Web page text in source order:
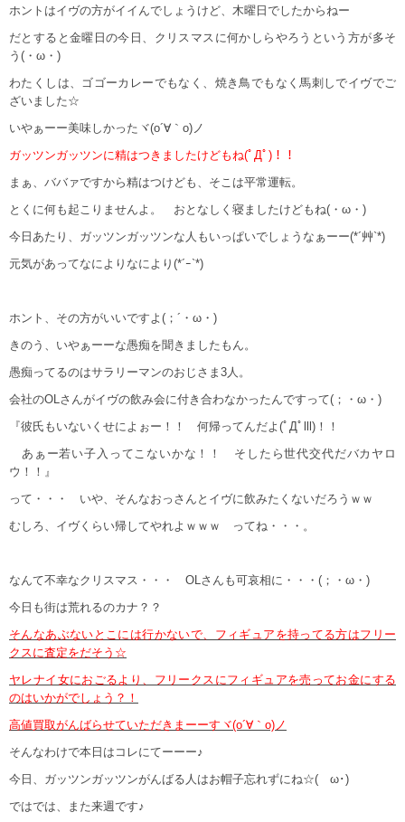
ホントはイヴの方がイイんでしょうけど、木曜日でしたからねー
だとすると金曜日の今日、クリスマスに何かしらやろうという方が多そ
う(・ω・)
わたくしは、ゴゴーカレーでもなく、焼き鳥でもなく馬刺しでイヴでご
ざいました☆
いやぁーー美味しかったヾ(o´∀｀o)ノ
ガッツンガッツンに精はつきましたけどもね(ﾟДﾟ)！！
まぁ、ババァですから精はつけども、そこは平常運転。
とくに何も起こりませんよ。 おとなしく寝ましたけどもね(・ω・)
今日あたり、ガッツンガッツンな人もいっぱいでしょうなぁーー(*´艸`*)
元気があってなによりなにより(*´ｰ`*)
ホント、その方がいいですよ(；´・ω・)
きのう、いやぁーーな愚痴を聞きましたもん。
愚痴ってるのはサラリーマンのおじさま3人。
会社のOLさんがイヴの飲み会に付き合わなかったんですって(；・ω・)
『彼氏もいないくせによぉー！！ 何帰ってんだよ(ﾟДﾟlll)！！
あぁー若い子入ってこないかな！！ そしたら世代交代だバカヤロ
ウ！！』
って・・・ いや、そんなおっさんとイヴに飲みたくないだろうｗｗ
むしろ、イヴくらい帰してやれよｗｗｗ ってね・・・。
なんて不幸なクリスマス・・・ OLさんも可哀相に・・・(；・ω・)
今日も街は荒れるのカナ？？
そんなあぶないとこには行かないで、フィギュアを持ってる方はフリー
クスに査定をだそう☆
ヤレナイ女におごるより、フリークスにフィギュアを売ってお金にする
のはいかがでしょう？！
高値買取がんばらせていただきまーーすヾ(o´∀｀o)ノ
そんなわけで本日はコレにてーーー♪
今日、ガッツンガッツンがんばる人はお帽子忘れずにね☆(ゝω･)
ではでは、また来週です♪